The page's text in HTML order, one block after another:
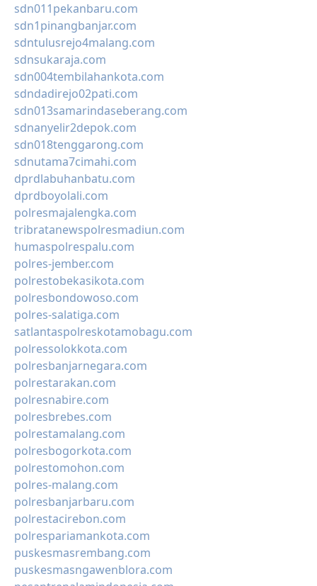
sdn011pekanbaru.com
sdn1pinangbanjar.com
sdntulusrejo4malang.com
sdnsukaraja.com
sdn004tembilahankota.com
sdndadirejo02pati.com
sdn013samarindaseberang.com
sdnanyelir2depok.com
sdn018tenggarong.com
sdnutama7cimahi.com
dprdlabuhanbatu.com
dprdboyolali.com
polresmajalengka.com
tribratanewspolresmadiun.com
humaspolrespalu.com
polres-jember.com
polrestobekasikota.com
polresbondowoso.com
polres-salatiga.com
satlantaspolreskotamobagu.com
polressolokkota.com
polresbanjarnegara.com
polrestarakan.com
polresnabire.com
polresbrebes.com
polrestamalang.com
polresbogorkota.com
polrestomohon.com
polres-malang.com
polresbanjarbaru.com
polrestacirebon.com
polrespariamankota.com
puskesmasrembang.com
puskesmasngawenblora.com